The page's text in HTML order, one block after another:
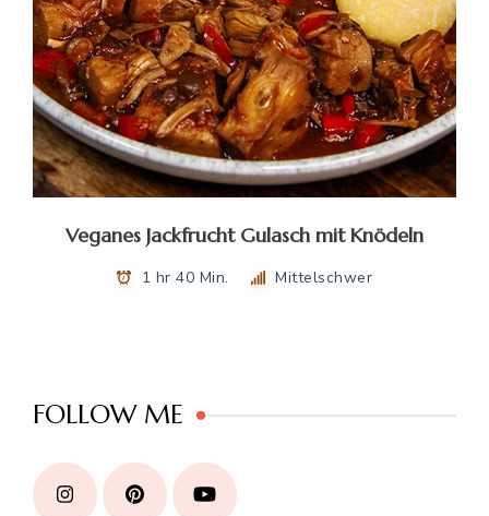
Veganes Jackfrucht Gulasch mit Knödeln
1 hr 40 Min. Mittelschwer
FOLLOW ME